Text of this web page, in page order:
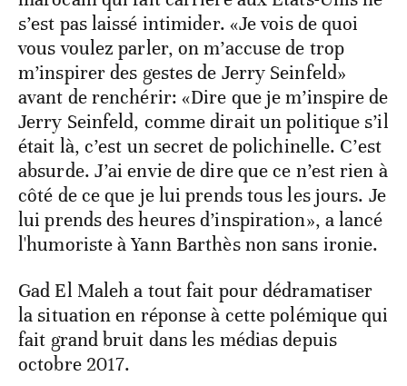
s’est pas laissé intimider. «Je vois de quoi
vous voulez parler, on m’accuse de trop
m’inspirer des gestes de Jerry Seinfeld»
avant de renchérir: «Dire que je m’inspire de
Jerry Seinfeld, comme dirait un politique s’il
était là, c’est un secret de polichinelle. C’est
absurde. J’ai envie de dire que ce n’est rien à
côté de ce que je lui prends tous les jours. Je
lui prends des heures d’inspiration», a lancé
l'humoriste à Yann Barthès non sans ironie.
Gad El Maleh a tout fait pour dédramatiser
la situation en réponse à cette polémique qui
fait grand bruit dans les médias depuis
octobre 2017.